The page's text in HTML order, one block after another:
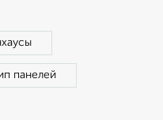
панелей